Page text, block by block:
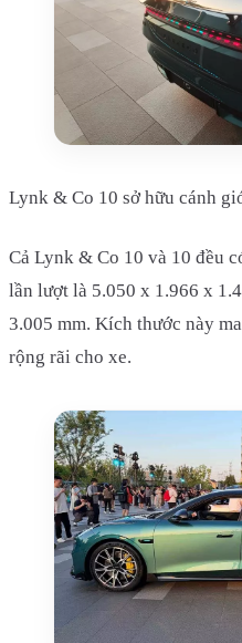
Lynk & Co 10 sở hữu cánh
Cả Lynk & Co 10 và 10 đều
lần lượt là 5.050 x 1.966 x
3.005 mm. Kích thước này
rộng rãi cho xe.